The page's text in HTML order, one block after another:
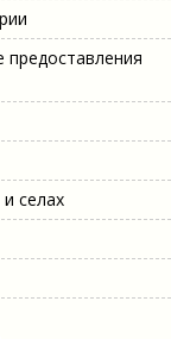
предоставления
селах